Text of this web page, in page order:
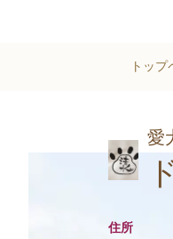
トップ
愛
住所